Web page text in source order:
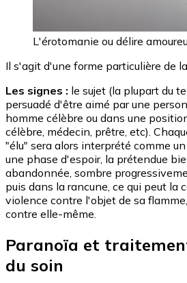
L'érotomanie ou délire
Il s'agit d'une forme particulière de
Les signes : le sujet (la plupart du
persuadé d'être aimé par une
homme célèbre ou dans une
célèbre, médecin, prêtre, etc).
"élu" sera alors interprété comme
une phase d'espoir, la prétendue
abandonnée, sombre
puis dans la rancune, ce qui peut la
violence contre l'objet de sa
contre elle-même.
Paranoïa et
du soin